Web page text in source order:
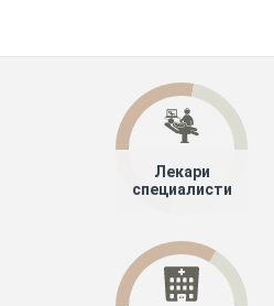
Лекари
специалисти